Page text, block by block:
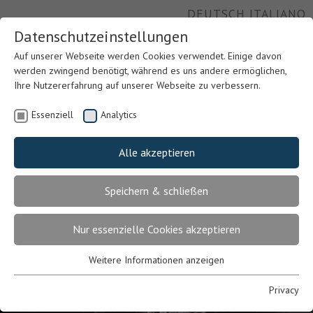
DEUTSCHITALIANO
Datenschutzeinstellungen
Auf unserer Webseite werden Cookies verwendet. Einige davon
werden zwingend benötigt, während es uns andere ermöglichen,
Ihre Nutzererfahrung auf unserer Webseite zu verbessern.
Essenziell Analytics
Alle akzeptieren
Speichern & schließen
Nur essenzielle Cookies akzeptieren
Essenzielle Cookies werden für grundlegende Funktionen der
Weitere Informationen anzeigen
Privacy